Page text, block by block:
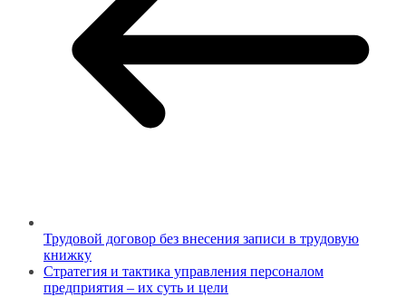
Трудовой договор без внесения записи в трудовую
книжку
Стратегия и тактика управления персоналом
предприятия – их суть и цели